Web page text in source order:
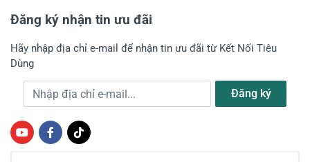
Đăng ký nhận tin ưu đãi
Hãy nhập địa chỉ e-mail để nhận tin ưu đãi từ Kết Nối Tiêu
Dùng
Địa chỉ e-mail Đăng ký